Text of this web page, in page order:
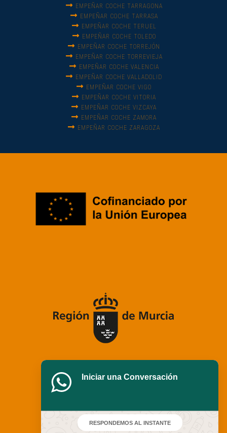
EMPEÑAR COCHE TARRAGONA
EMPEÑAR COCHE TARRASA
EMPEÑAR COCHE TERUEL
EMPEÑAR COCHE TOLEDO
EMPEÑAR COCHE TORREJÓN
EMPEÑAR COCHE TORREVIEJA
EMPEÑAR COCHE VALENCIA
EMPEÑAR COCHE VALLADOLID
EMPEÑAR COCHE VIGO
EMPEÑAR COCHE VITORIA
EMPEÑAR COCHE VIZCAYA
EMPEÑAR COCHE ZAMORA
EMPEÑAR COCHE ZARAGOZA
Iniciar una Conversación
RESPONDEMOS AL INSTANTE